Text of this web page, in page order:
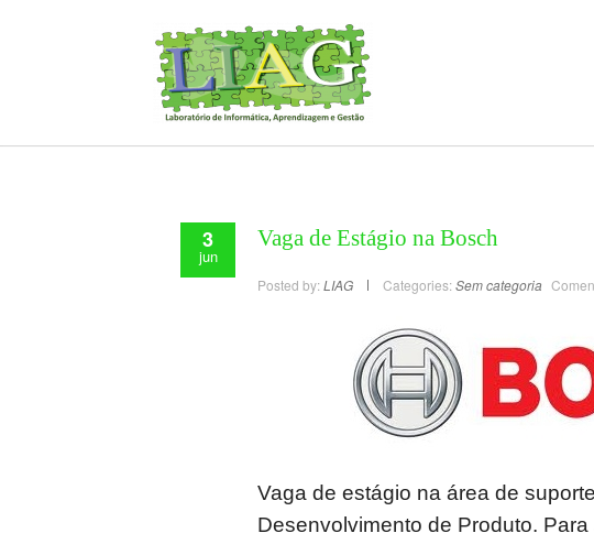
3
jun
Vaga de Estágio na Bosch
Posted by: LIAG Categories: Sem categoria
Vaga de estágio na área de
Desenvolvimento de Produto.